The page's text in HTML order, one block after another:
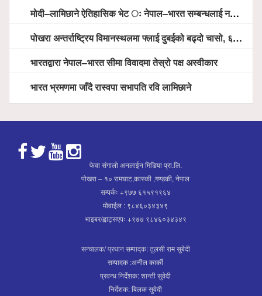
मोदी–लामिछाने ऐतिहासिक भेट ः नेपाल–भारत सम्बन्धलाई नयाँ उचाइमा पु¥याउने साझा प्रतिबद्धता
पोखरा अन्तर्राष्ट्रिय विमानस्थलमा फ्लाई दुबईको बढ्दो चासो, ६ घण्टा लामो प्राविधिक निरीक्षणपछि दैनिक उडानको ढोका खुल्दै
भारतद्वारा नेपाल–भारत सीमा विवादमा तेस्रो पक्ष अस्वीकार
भारत भ्रमणमा जाँदै रास्वपा सभापति रवि लामिछाने
फेवा संगालो अनलाईन मिडिया प्रा.लि.
पोखरा – १० रामघाट,कास्की ,गण्डकी, नेपाल
सम्पर्कः +९७७ ६१५९१९६४
मोवाईल : ९८४६०३४३४९
भाइबर/ह्वाट्सएपः +९७७ ९८४६०३४३४९
सन्चालक/ प्रधान सम्पाद्क: तुलसी राम सुबेदी
सम्पादक :अनील कार्की
प्रवन्ध निर्देशक: शान्ती सुवेदी
निर्देशक: बिलक सुवेदी